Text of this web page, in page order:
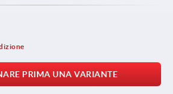
PRIMA UNA VARIANTE